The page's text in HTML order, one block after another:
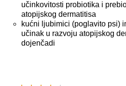
učinkovitosti probiotika i
atopijskog dermatitisa
kućni ljubimici (poglavito psi)
učinak u razvoju atopijskog
dojenčadi